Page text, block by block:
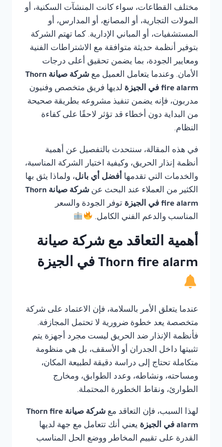
مختلف القطاعات، سواء كانت المنشآت السكنية، أو
المولات التجارية، أو المصانع، أو المدارس، أو
المستشفيات، أو المباني الإدارية. كما تهتم الشركة
بتوفير أنظمة حديثة متوافقة مع الاشتراطات الفنية
ومعايير الجودة، بما يضمن تحقيق أعلى درجات
الأمان. وعندما يتعامل العميل مع
شركة صيانة Thorn
fire alarm في الجيزة
لديها فريق متخصص وفنيون
مدربون، فإنه يضمن تنفيذ مشروعه بطريقة صحيحة
من البداية دون أخطاء قد تؤثر لاحقًا على كفاءة
النظام.
في هذه المقالة، سنتحدث بالتفصيل عن أهمية
أنظمة إنذار الحريق، وكيفية اختيار الشركة المناسبة،
والخدمات التي تقدمها أفضل أي بانل، ولماذا يثق بها
الكثير من العملاء عند البحث عن
شركة صيانة Thorn
fire alarm في الجيزة
توفر الجودة والسعر
المناسب والدعم الفني الكامل.
أهمية التعاقد مع شركة صيانة
Thorn fire alarm في الجيزة
عندما يتعلق الأمر بالسلامة، فإن الاعتماد على شركة
متخصصة يعد خطوة ضرورية لا تحتمل المجازفة.
فأنظمة الإنذار ضد الحريق ليست مجرد أجهزة يتم
تثبيتها داخل الجدران أو الأسقف، بل هي منظومة
متكاملة تحتاج إلى دراسة دقيقة لطبيعة المكان،
ومساحته، ونشاطه، وعدد الطوابق، ومخارج
الطوارئ، ونقاط الخطورة المحتملة.
لهذا السبب، فإن التعاقد مع
شركة صيانة Thorn fire
alarm في الجيزة
يعني أنك تتعامل مع جهة لديها
القدرة على تقييم المخاطر ووضع الحل المناسب